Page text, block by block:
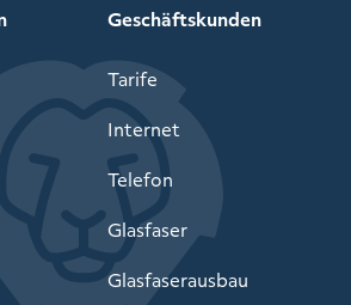
Geschäftskunden
Tarife
Internet
Telefon
Glasfaser
Glasfaserausbau